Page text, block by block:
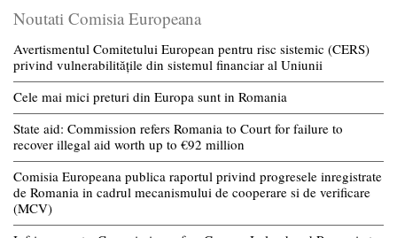
Noutati Comisia Europeana
Avertismentul Comitetului European pentru risc sistemic (CERS)
privind vulnerabilitățile din sistemul financiar al Uniunii
Cele mai mici preturi din Europa sunt in Romania
State aid: Commission refers Romania to Court for failure to
recover illegal aid worth up to €92 million
Comisia Europeana publica raportul privind progresele inregistrate
de Romania in cadrul mecanismului de cooperare si de verificare
(MCV)